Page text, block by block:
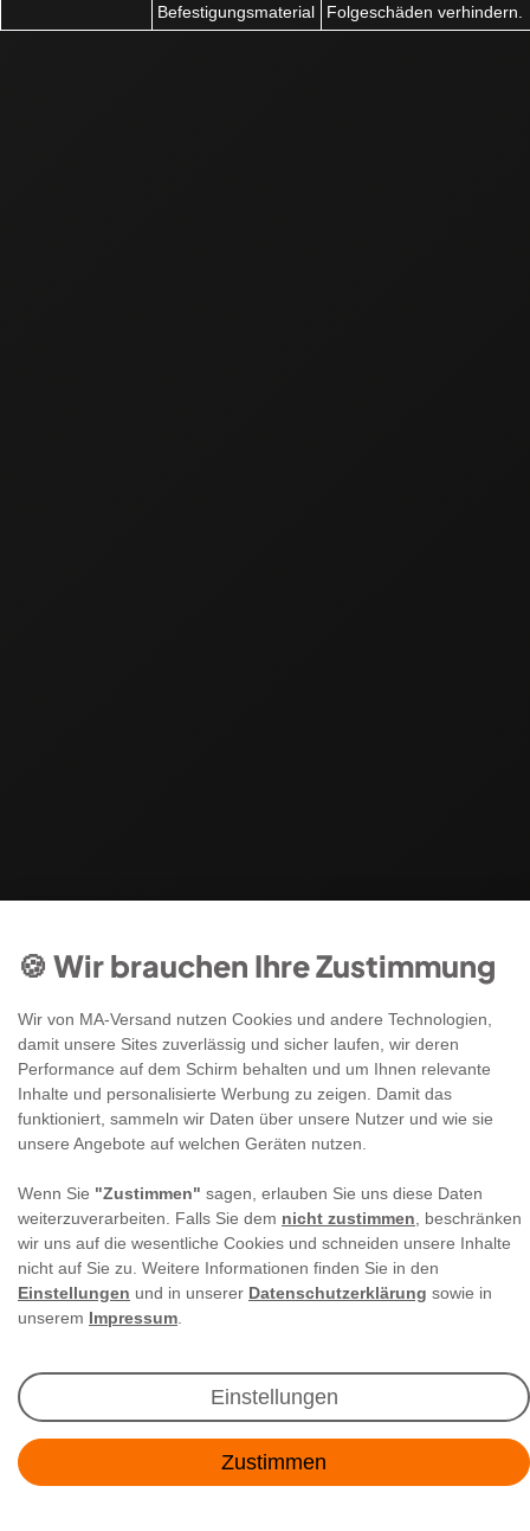
Befestigungsmaterial
Folgeschäden verhindern.
🍪 Wir brauchen Ihre Zustimmung
Wir von MA-Versand nutzen Cookies und andere Technologien,
damit unsere Sites zuverlässig und sicher laufen, wir deren
Performance auf dem Schirm behalten und um Ihnen relevante
Inhalte und personalisierte Werbung zu zeigen. Damit das
funktioniert, sammeln wir Daten über unsere Nutzer und wie sie
unsere Angebote auf welchen Geräten nutzen.
Wenn Sie "Zustimmen" sagen, erlauben Sie uns diese Daten
weiterzuverarbeiten. Falls Sie dem nicht zustimmen , beschränken
wir uns auf die wesentliche Cookies und schneiden unsere Inhalte
nicht auf Sie zu. Weitere Informationen finden Sie in den
Einstellungen und in unserer Datenschutzerklärung sowie in
unserem Impressum
Einstellungen
Zustimmen
Newsletter Anmeldung
sparen war noch nie so einfach!
E-MAIL **
Ich akzeptiere die
Abonnieren